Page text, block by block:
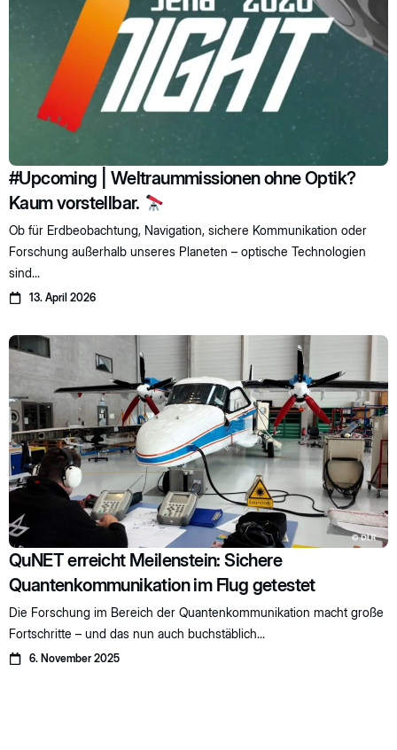
#Upcoming | Weltraummissionen ohne Optik?
Kaum vorstellbar.
Ob für Erdbeobachtung, Navigation, sichere Kommunikation oder
Forschung außerhalb unseres Planeten – optische Technologien
sind...
13. April 2026
QuNET erreicht Meilenstein: Sichere
Quantenkommunikation im Flug getestet
Die Forschung im Bereich der Quantenkommunikation macht große
Fortschritte – und das nun auch buchstäblich...
6. November 2025